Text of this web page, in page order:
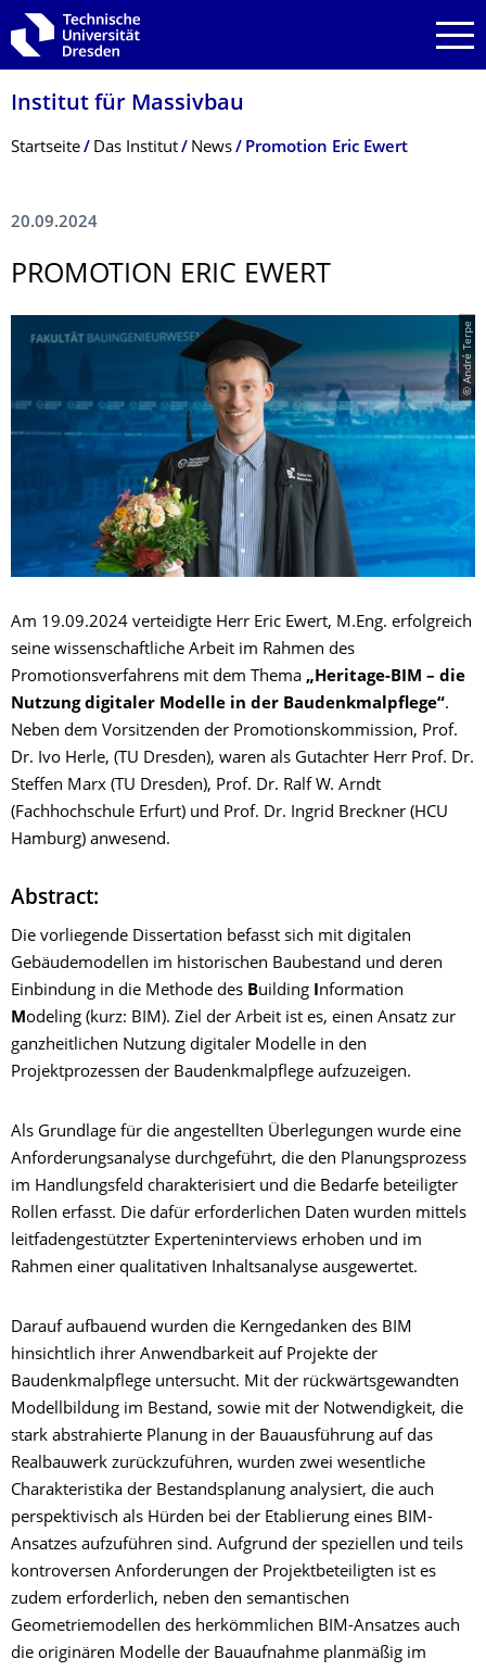
Zur Hauptnavigation springen
Zur Suche springen
Zum Inhalt springen
Institut für Massivbau
Breadcrumb-Menü
Startseite Das Institut News Promotion Eric Ewert
20.09.2024
PROMOTION ERIC EWERT
© André Terpe
Am 19.09.2024 verteidigte Herr Eric Ewert, M.Eng. erfolgreich
seine wissenschaftliche Arbeit im Rahmen des
Promotionsverfahrens mit dem Thema „Heritage-BIM – die
Nutzung digitaler Modelle in der Baudenkmalpflege“.
Neben dem Vorsitzenden der Promotionskommission, Prof.
Dr. Ivo Herle, (TU Dresden), waren als Gutachter Herr Prof. Dr.
Steffen Marx (TU Dresden), Prof. Dr. Ralf W. Arndt
(Fachhochschule Erfurt) und Prof. Dr. Ingrid Breckner (HCU
Hamburg) anwesend.
Abstract:
Die vorliegende Dissertation befasst sich mit digitalen
Gebäudemodellen im historischen Baubestand und deren
Einbindung in die Methode des Building
nformation
M odeling (kurz: BIM). Ziel der Arbeit ist es, einen Ansatz zur
ganzheitlichen Nutzung digitaler Modelle in den
Projektprozessen der Baudenkmalpflege aufzuzeigen.
Als Grundlage für die angestellten Überlegungen wurde eine
Anforderungsanalyse durchgeführt, die den Planungsprozess
im Handlungsfeld charakterisiert und die Bedarfe beteiligter
Rollen erfasst. Die dafür erforderlichen Daten wurden mittels
leitfadengestützter Experteninterviews erhoben und im
Rahmen einer qualitativen Inhaltsanalyse ausgewertet.
Darauf aufbauend wurden die Kerngedanken des BIM
hinsichtlich ihrer Anwendbarkeit auf Projekte der
Baudenkmalpflege untersucht. Mit der rückwärtsgewandten
Modellbildung im Bestand, sowie mit der Notwendigkeit, die
stark abstrahierte Planung in der Bauausführung auf das
Realbauwerk zurückzuführen, wurden zwei wesentliche
Charakteristika der Bestandsplanung analysiert, die auch
perspektivisch als Hürden bei der Etablierung eines BIM-
Ansatzes aufzuführen sind. Aufgrund der speziellen und teils
kontroversen Anforderungen der Projektbeteiligten ist es
zudem erforderlich, neben den semantischen
Geometriemodellen des herkömmlichen BIM-Ansatzes auch
die originären Modelle der Bauaufnahme planmäßig im